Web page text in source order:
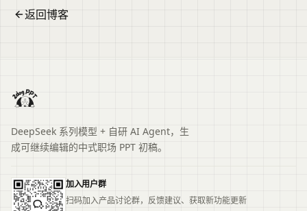
返回博客
DeepSeek 系列模型 + 自研 AI Agent，生
成可继续编辑的中式职场 PPT 初稿。
加入用户群
扫码加入产品讨论群，反馈建议、获取新功能更新